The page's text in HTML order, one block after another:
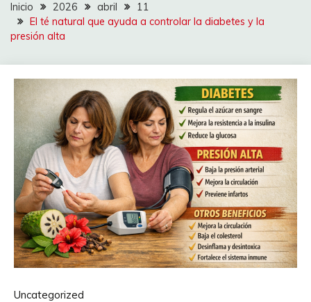
Inicio 2026 abril
11
El té natural que ayuda a controlar la diabetes y la
presión alta
Uncategorized